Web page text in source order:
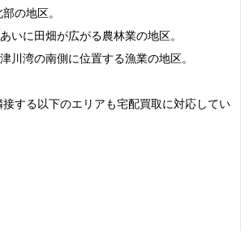
の地区。
いに田畑が広がる農林業の地区。
川湾の南側に位置する漁業の地区。
する以下のエリアも宅配買取に対応してい